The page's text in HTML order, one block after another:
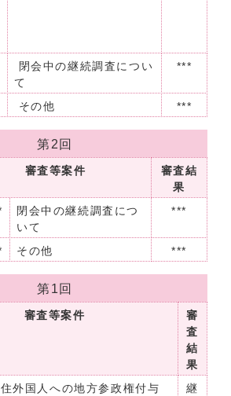
閉会中の継続調査につい
て
***
その他 ***
第2回
審査等案件
審査結
果
閉会中の継続調査につ
いて
***
その他 ***
第1回
審査等案件
審
査
結
果
外国人への地方参政権付与
継